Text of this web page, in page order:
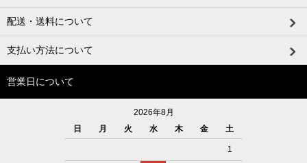
配送・送料について
支払い方法について
営業日について
2026年8月
日
月 火 水 木 金 土
1